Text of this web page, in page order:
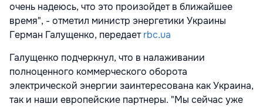
очень надеюсь, что это произойдет в ближайшее
время", - отметил министр энергетики Украины
Герман Галущенко, передаетrbc.ua
Галущенко подчеркнул, что в налаживании
полноценного коммерческого оборота
электрической энергии заинтересована как Украина,
так и наши европейские партнеры. "Мы сейчас уже